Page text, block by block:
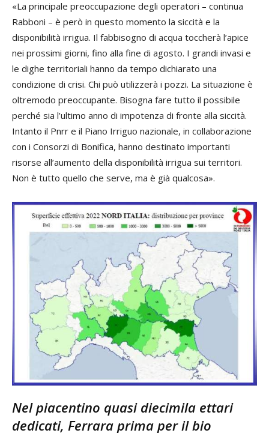
«La principale preoccupazione degli operatori – continua
Rabboni – è però in questo momento la siccità e la
disponibilità irrigua. Il fabbisogno di acqua toccherà l’apice
nei prossimi giorni, fino alla fine di agosto. I grandi invasi e
le dighe territoriali hanno da tempo dichiarato una
condizione di crisi. Chi può utilizzerà i pozzi. La situazione è
oltremodo preoccupante. Bisogna fare tutto il possibile
perché sia l’ultimo anno di impotenza di fronte alla siccità.
Intanto il Pnrr e il Piano Irriguo nazionale, in collaborazione
con i Consorzi di Bonifica, hanno destinato importanti
risorse all’aumento della disponibilità irrigua sui territori.
Non è tutto quello che serve, ma è già qualcosa».
Nel piacentino quasi diecimila ettari
dedicati, Ferrara prima per il bio